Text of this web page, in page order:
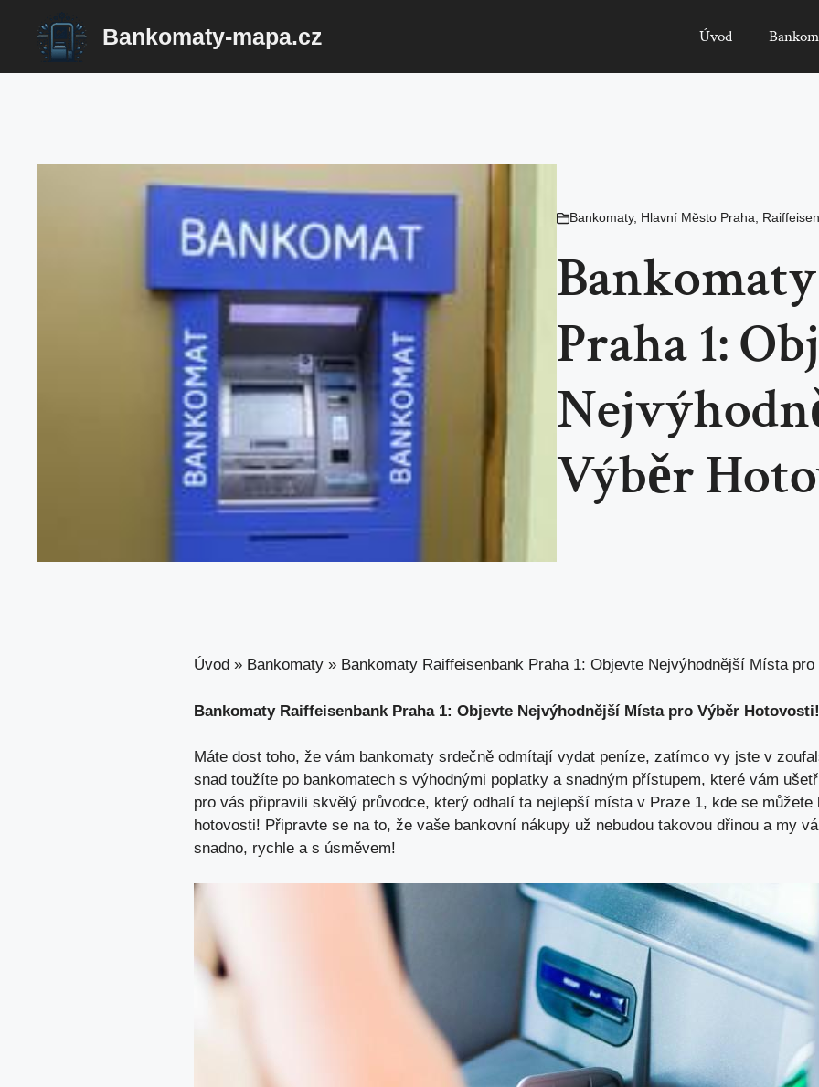
Bankomaty-mapa.cz Úvod
Bankomaty, Hlavní Město Praha
Praha 1:
Výběr
Úvod » Bankomaty » Bankomaty Raiffeisenbank Praha 1: Objevte Nejvýhodnější Místa
Bankomaty Raiffeisenbank Praha 1: Objevte Nejvýhodnější Místa pro Výběr Hotovosti!
Máte dost toho, že vám bankomaty srdečně odmítají vydat peníze, zatímco vy jste v
snad toužíte po bankomatech s výhodnými poplatky a snadným přístupem, které vám
pro vás připravili skvělý průvodce, který odhalí ta nejlepší místa v Praze 1, kde se můžete
hotovosti! Připravte se na to, že vaše bankovní nákupy už nebudou takovou dřinou a my
snadno, rychle a s úsměvem!